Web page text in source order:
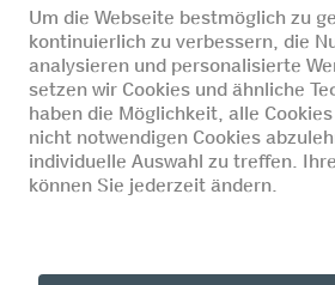
© Coop Pronto